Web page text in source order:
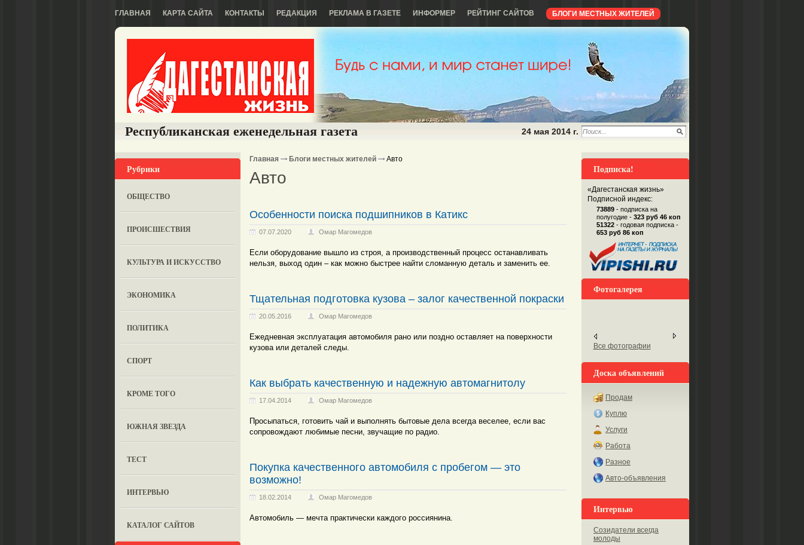
ГЛАВНАЯ КАРТА САЙТА КОНТАКТЫ РЕДАКЦИЯ РЕКЛАМА В ГАЗЕТЕ ИНФОРМЕР РЕЙТИНГ САЙТОВ БЛОГИ МЕСТНЫХ ЖИТЕЛЕЙ
Республиканская еженедельная газета 24 мая 2014 г.
Рубрики
ОБЩЕСТВО
ПРОИСШЕСТВИЯ
КУЛЬТУРА И ИСКУССТВО
ЭКОНОМИКА
ПОЛИТИКА
СПОРТ
КРОМЕ ТОГО
ЮЖНАЯ ЗВЕЗДА
ТЕСТ
ИНТЕРВЬЮ
КАТАЛОГ САЙТОВ
Главная Блоги местных жителей Авто
Авто
Особенности поиска подшипников в Катикс
07.07.2020 Омар Магомедов
Если оборудование вышло из строя, а производственный процесс останавливать
нельзя, выход один – как можно быстрее найти сломанную деталь и заменить ее.
Тщательная подготовка кузова – залог качественной покраски
20.05.2016 Омар Магомедов
Ежедневная эксплуатация автомобиля рано или поздно оставляет на поверхности
кузова или деталей следы.
Как выбрать качественную и надежную автомагнитолу
17.04.2014 Омар Магомедов
Просыпаться, готовить чай и выполнять бытовые дела всегда веселее, если вас
сопровождают любимые песни, звучащие по радио.
Покупка качественного автомобиля с пробегом — это
возможно!
18.02.2014 Омар Магомедов
Автомобиль — мечта практически каждого россиянина.
Подписка!
«Дагестанская жизнь»
Подписной индекс:
73889 - подписка на
полугодие - 323 руб 46 коп
51322 - годовая подписка -
653 руб 86 коп
Фотогалерея
Все фотографии
Доска объявлений
Продам
Куплю
Услуги
Работа
Разное
Авто-объявления
Интервью
Созидатели всегда
молоды